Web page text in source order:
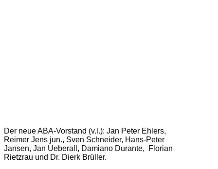
Der neue ABA-Vorstand (v.l.): Jan Peter Ehlers,
Reimer Jens jun., Sven Schneider, Hans-Peter
Jansen, Jan Ueberall, Damiano Durante, Florian
Rietzrau und Dr. Dierk Brüller.